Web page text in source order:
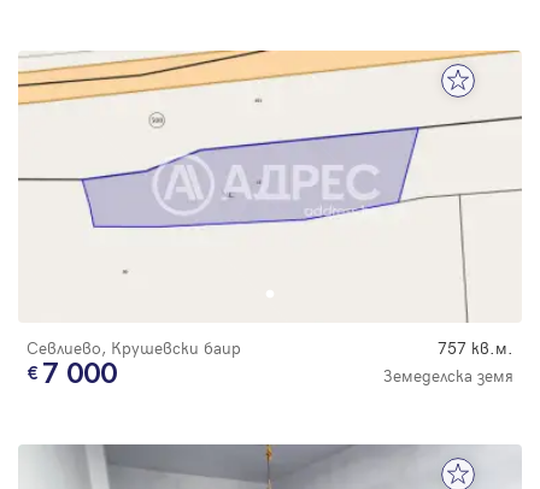
Севлиево, Крушевски баир 757 кв.м.
7 000 Земеделска земя